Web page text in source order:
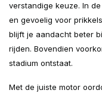
verstandige keuze. In
en gevoelig voor
blijft je aandacht beter
rijden. Bovendien
stadium ontstaat.
Met de juiste motor